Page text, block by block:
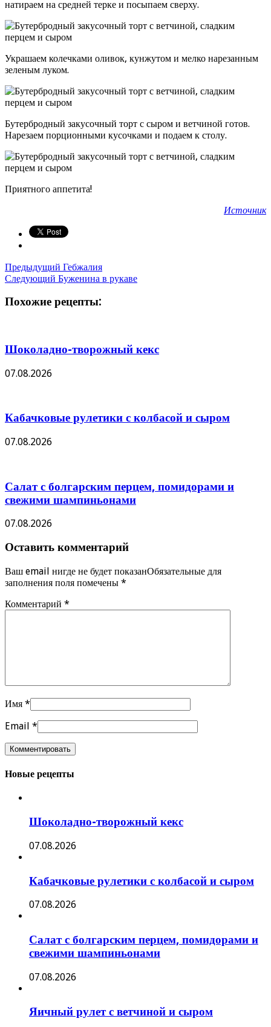
натираем на средней терке и посыпаем сверху.
Украшаем колечками оливок, кунжутом и мелко нарезанным
зеленым луком.
Бутербродный закусочный торт с сыром и ветчиной готов.
Нарезаем порционными кусочками и подаем к столу.
Приятного аппетита!
Источник
Предыдущий Гебжалия
Следующий Буженина в рукаве
Похожие рецепты:
Шоколадно-творожный кекс
07.08.2026
Кабачковые рулетики с колбасой и сыром
07.08.2026
Салат с болгарским перцем, помидорами и
свежими шампиньонами
07.08.2026
Оставить комментарий
Ваш email нигде не будет показанОбязательные для
заполнения поля помечены *
Комментарий *
Имя *
Email *
Новые рецепты
Шоколадно-творожный кекс
07.08.2026
Кабачковые рулетики с колбасой и сыром
07.08.2026
Салат с болгарским перцем, помидорами и
свежими шампиньонами
07.08.2026
Яичный рулет с ветчиной и сыром